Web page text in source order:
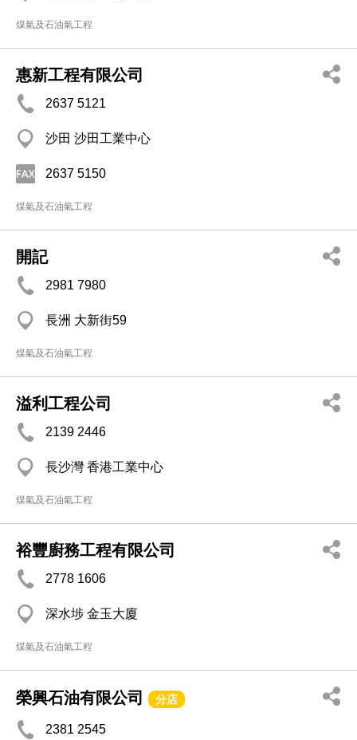
煤氣及石油氣工程
惠新工程有限公司
2637 5121
沙田 沙田工業中心
2637 5150
煤氣及石油氣工程
開記
2981 7980
長洲 大新街59
煤氣及石油氣工程
溢利工程公司
2139 2446
長沙灣 香港工業中心
煤氣及石油氣工程
裕豐廚務工程有限公司
2778 1606
深水埗 金玉大廈
煤氣及石油氣工程
榮興石油有限公司 分店
2381 2545